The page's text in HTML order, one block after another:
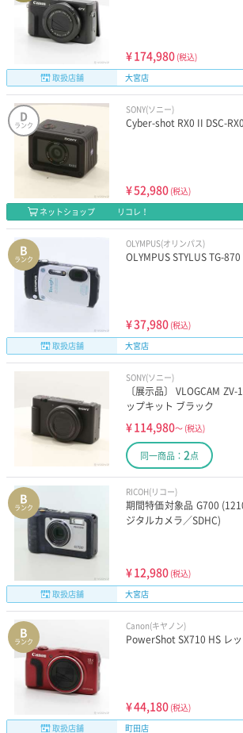
¥174,980 (税込)
取扱店舗
大宮店
D
ランク
SONY(ソニー)
Cyber-shot RX0 II DSC-
¥52,980 (税込)
ネットショップ
リコレ！
B
ランク
OLYMPUS(オリンパス)
OLYMPUS STYLUS TG-
¥37,980 (税込)
取扱店舗
大宮店
SONY(ソニー)
〔展示品〕 VLOGCAM
ップキット ブラック
¥114,980～ (税込)
同一商品： 2点
B
ランク
RICOH(リコー)
期間特価対象品 G700
ジタルカメラ／SDHC)
¥12,980 (税込)
取扱店舗
大宮店
B
ランク
Canon(キヤノン)
PowerShot SX710 HS レ
¥44,180 (税込)
取扱店舗
町田店